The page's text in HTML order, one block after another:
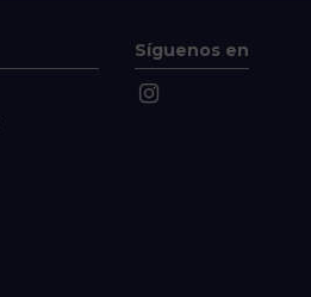
Síguenos en